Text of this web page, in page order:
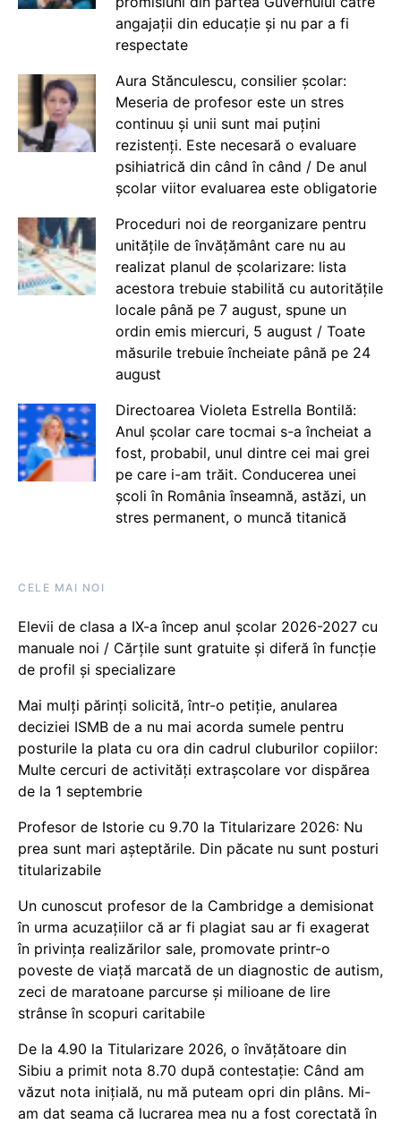
angajații din educație și nu par a fi
respectate
Aura Stănculescu, consilier școlar:
Meseria de profesor este un stres
continuu și unii sunt mai puțini
rezistenți. Este necesară o evaluare
psihiatrică din când în când / De anul
școlar viitor evaluarea este obligatorie
Proceduri noi de reorganizare pentru
unitățile de învățământ care nu au
realizat planul de școlarizare: lista
acestora trebuie stabilită cu autoritățile
locale până pe 7 august, spune un
ordin emis miercuri, 5 august / Toate
măsurile trebuie încheiate până pe 24
august
Directoarea Violeta Estrella Bontilă:
Anul școlar care tocmai s-a încheiat a
fost, probabil, unul dintre cei mai grei
pe care i-am trăit. Conducerea unei
școli în România înseamnă, astăzi, un
stres permanent, o muncă titanică
CELE MAI NOI
Elevii de clasa a IX-a încep anul școlar 2026-2027 cu
manuale noi / Cărțile sunt gratuite și diferă în funcție
de profil și specializare
Mai mulți părinți solicită, într-o petiție, anularea
deciziei ISMB de a nu mai acorda sumele pentru
posturile la plata cu ora din cadrul cluburilor copiilor:
Multe cercuri de activități extrașcolare vor dispărea
de la 1 septembrie
Profesor de Istorie cu 9.70 la Titularizare 2026: Nu
prea sunt mari așteptările. Din păcate nu sunt posturi
titularizabile
Un cunoscut profesor de la Cambridge a demisionat
în urma acuzațiilor că ar fi plagiat sau ar fi exagerat
în privința realizărilor sale, promovate printr-o
poveste de viață marcată de un diagnostic de autism,
zeci de maratoane parcurse și milioane de lire
strânse în scopuri caritabile
De la 4.90 la Titularizare 2026, o învățătoare din
Sibiu a primit nota 8.70 după contestație: Când am
văzut nota inițială, nu mă puteam opri din plâns. Mi-
am dat seama că lucrarea mea nu a fost corectată în